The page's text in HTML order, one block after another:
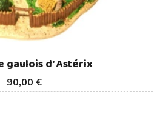
90,00 €
gaulois d' Astérix